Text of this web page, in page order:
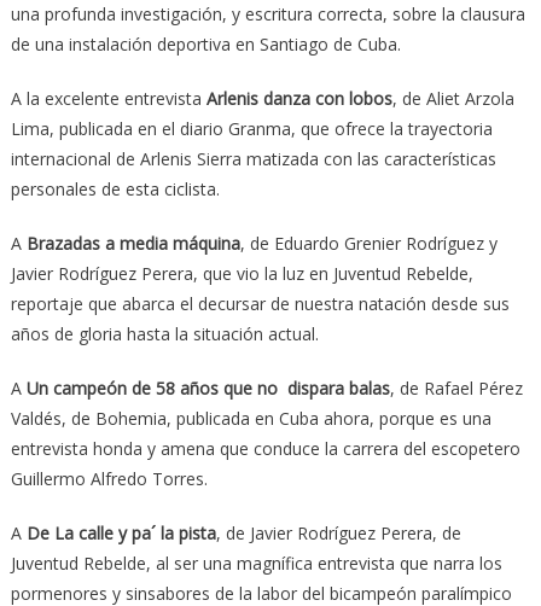
una profunda investigación, y escritura correcta, sobre la clausura
de una instalación deportiva en Santiago de Cuba.
A la excelente entrevista Arlenis danza con lobos, de Aliet Arzola
Lima, publicada en el diario Granma, que ofrece la trayectoria
internacional de Arlenis Sierra matizada con las características
personales de esta ciclista.
A Brazadas a media máquina, de Eduardo Grenier Rodríguez y
Javier Rodríguez Perera, que vio la luz en Juventud Rebelde,
reportaje que abarca el decursar de nuestra natación desde sus
años de gloria hasta la situación actual.
A Un campeón de 58 años que no dispara balas, de Rafael Pérez
Valdés, de Bohemia, publicada en Cuba ahora, porque es una
entrevista honda y amena que conduce la carrera del escopetero
Guillermo Alfredo Torres.
A De La calle y pa´ la pista, de Javier Rodríguez Perera, de
Juventud Rebelde, al ser una magnífica entrevista que narra los
pormenores y sinsabores de la labor del bicampeón paralímpico